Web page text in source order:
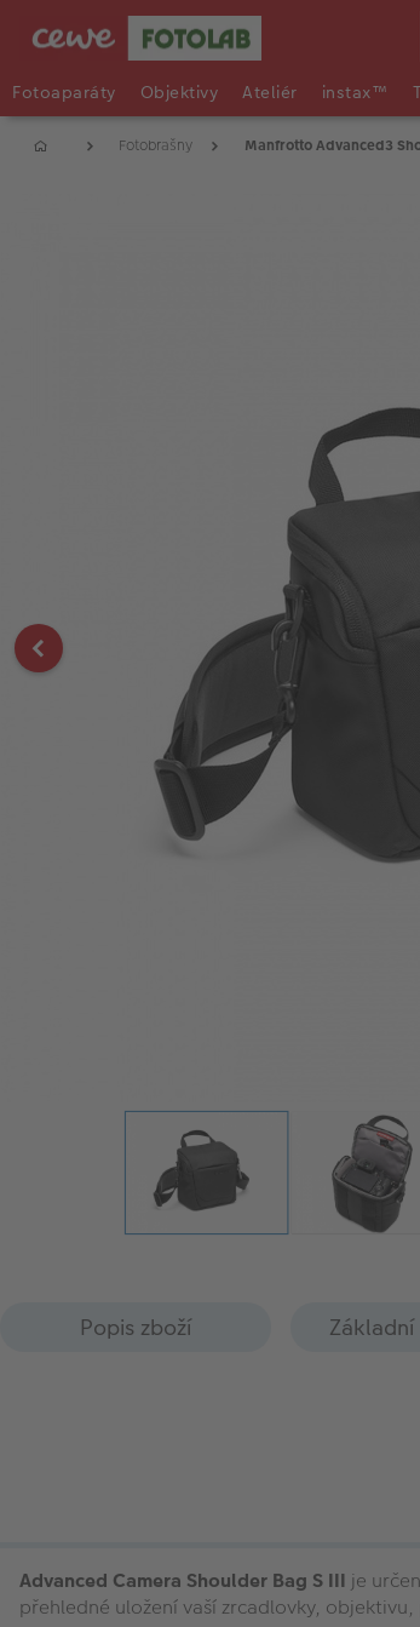
Fotoaparáty Objektivy Ateliér instax™
Fotobrašny Manfrotto Advanced3
Popis zboží
Advanced Camera Shoulder Bag S III je
přehledné uložení vaší zrcadlovky,